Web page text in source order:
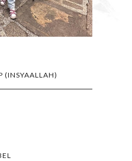
(INSYAALLAH)